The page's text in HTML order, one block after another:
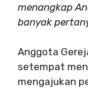
menangkap
banyak
Anggota
setempat
mengajukan